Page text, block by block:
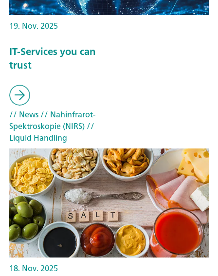
19. Nov. 2025
IT-Services you can
trust
// News// Nahinfrarot-
Spektroskopie (NIRS)//
Liquid Handling
18. Nov. 2025